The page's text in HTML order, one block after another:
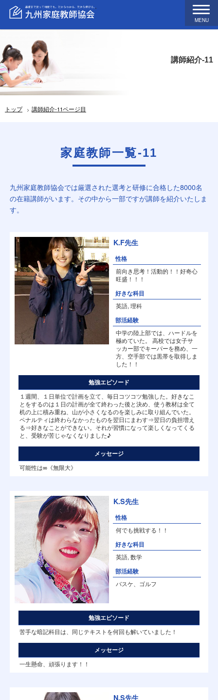
MENU
講師紹介-11
トップ 講師紹介-11ページ目
家庭教師一覧-11
九州家庭教師協会では厳選された選考と研修に合格した8000名
の在籍講師がいます。その中から一部ですが講師を紹介いたしま
す。
K.F先生
性格
前向き思考！活動的！！好奇心
旺盛！！！
好きな科目
英語, 理科
部活経験
中学の陸上部では、ハードルを
極めていた。 高校では女子サ
ッカー部でキーパーを務め、一
方、空手部では黒帯を取得しま
した！！
勉強エピソード
１週間、１日単位で計画を立て、毎日コツコツ勉強した。好きなこ
とをするのは１日の計画が全て終わった後と決め、使う教材は全て
机の上に積み重ね、山が小さくなるのを楽しみに取り組んでいた。
ペナルティは終わらなかったものを翌日にまわす⇒翌日の負担増え
る⇒好きなことができない。それが習慣になって楽しくなってくる
と、受験が苦じゃなくなりました♪
メッセージ
可能性は∞《無限大》
K.S先生
性格
何でも挑戦する！！
好きな科目
英語, 数学
部活経験
バスケ、ゴルフ
勉強エピソード
苦手な暗記科目は、同じテキストを何回も解いていました！
メッセージ
一生懸命、頑張ります！！
N.S先生